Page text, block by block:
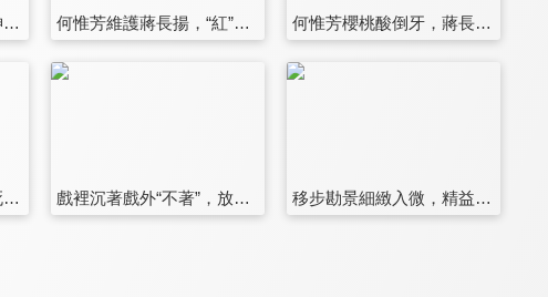
十四年後完美搭配，精神狀態不要太美 何惟芳維護蔣長揚，“紅”運當頭情投意合 何惟芳櫻桃酸倒牙，蔣長揚心裡樂哈哈
芳名遠揚劫火遇險，生死雙翼浴燼重生 戲裡沉著戲外“不著”，放火也是個技術活 移步勘景細緻入微，精益求精赤誠做劇